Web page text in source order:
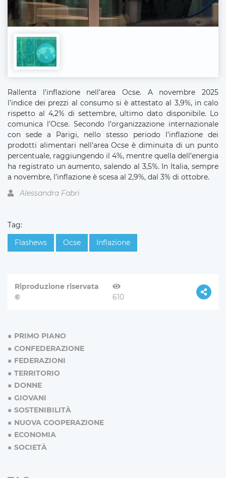
Rallenta l’inflazione nell’area Ocse. A novembre 2025
l’indice dei prezzi al consumo si è attestato al 3,9%, in calo
rispetto al 4,2% di settembre, ultimo dato disponibile. Lo
comunica l’Ocse. Secondo l’organizzazione internazionale
con sede a Parigi, nello stesso periodo l’inflazione dei
prodotti alimentari nell’area Ocse è diminuita di un punto
percentuale, raggiungendo il 4%, mentre quella dell’energia
ha registrato un aumento, salendo al 3,5%. In Italia, sempre
a novembre, l’inflazione è scesa al 2,9%, dal 3% di ottobre.
Alessandra Fabri
Tag:
Flashews
Ocse Inflazione
Riproduzione riservata
©
610
PRIMO PIANO
CONFEDERAZIONE
FEDERAZIONI
TERRITORIO
DONNE
GIOVANI
SOSTENIBILITÀ
NUOVA COOPERAZIONE
ECONOMIA
SOCIETÀ